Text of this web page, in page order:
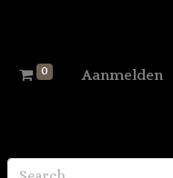
0 Aanmelden